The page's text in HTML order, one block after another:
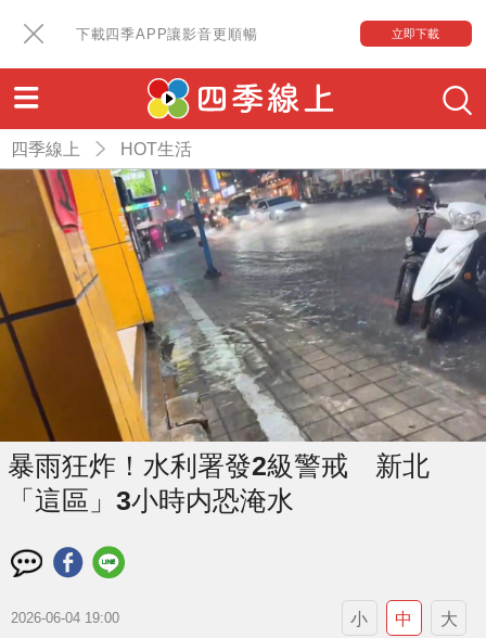
下載四季APP讓影音更順暢 立即下載
四季線上 HOT生活
暴雨狂炸！水利署發2級警戒 新北
「這區」3小時内恐淹水
2026-06-04 19:00 小 中 大